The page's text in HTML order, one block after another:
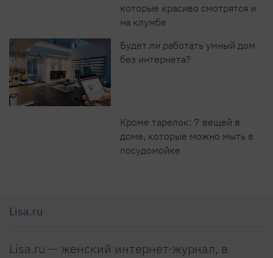
которые красиво смотрятся и
на клумбе
Будет ли работать умный дом
без интернета?
Кроме тарелок: 7 вещей в
доме, которые можно мыть в
посудомойке
Lisa.ru
Lisa.ru — женский интернет-журнал, в